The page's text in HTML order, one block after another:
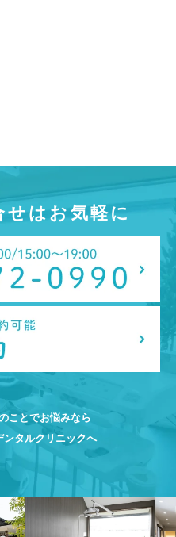
せはお気軽に
ことでお悩みなら
ンタルクリニックへ